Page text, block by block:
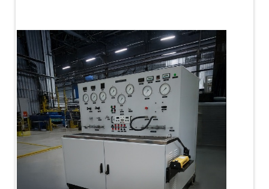
Tube Pressurization Test Setup
Hydraulic Hose/Tube Proof Test Stand
E-70 Brake Equipment Test Rig
Gear Box Test Bench
MK-84 2000 lb Bomb Casing
CCB Burn Test Rig
Rain Water Test Rig
Gas Distribution System
Halon Reclaimation And Refiling Facility
Hydraulic Refilling Trolley
Manual Loading Rig
Helium Charging Station
Test Rig For Hydraulic Fluid